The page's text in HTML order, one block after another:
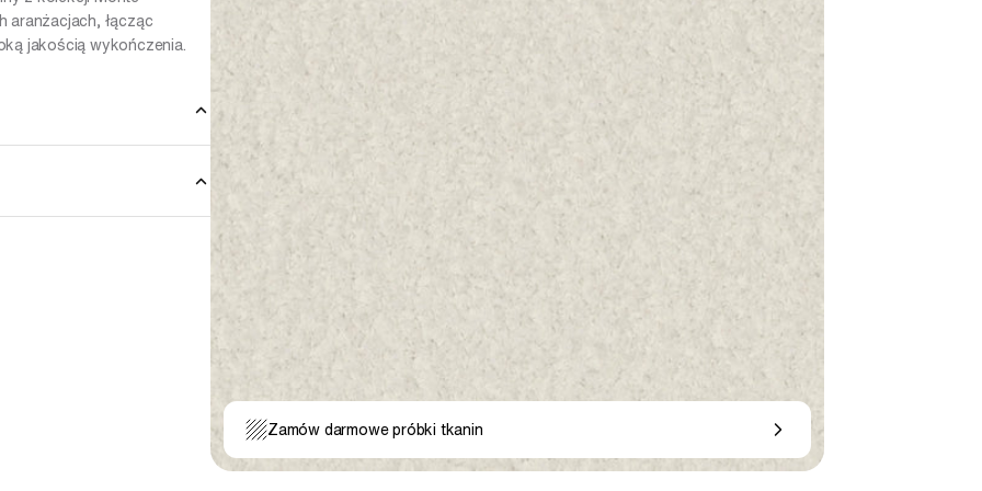
aranżacjach, łącząc
jakością wykończenia.
Zamów darmowe próbki tkanin